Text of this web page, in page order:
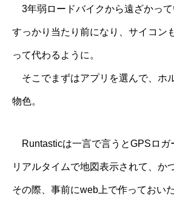
3年弱ロードバイクから遠ざかっ
すっかり当たり前になり、サイコン
って代わるように。
そこでまずはアプリを選んで、ホ
物色。
Runtasticは一言で言うとGPSロガ
リアルタイムで地図表示されて、か
その際、事前にweb上で作っておい